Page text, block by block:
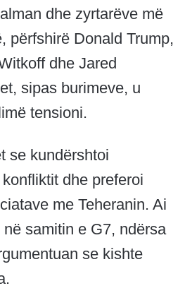
dhe zyrtarëve më
përfshirë Donald Trump,
dhe Jared
sipas burimeve, u
tensioni.
se kundërshtoi
dhe preferoi
me Teheranin. Ai
samitin e G7, ndërsa
se kishte